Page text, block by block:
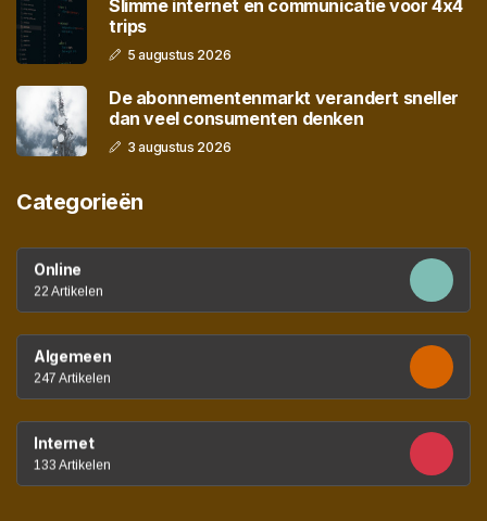
Slimme internet en communicatie voor 4x4
trips
5 augustus 2026
De abonnementenmarkt verandert sneller
dan veel consumenten denken
3 augustus 2026
Categorieën
Online
22 Artikelen
Algemeen
247 Artikelen
Internet
133 Artikelen